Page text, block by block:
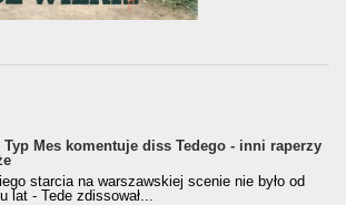
Typ Mes komentuje diss Tedego - inni raperzy
starcia na warszawskiej scenie nie było od
lat - Tede zdissował...